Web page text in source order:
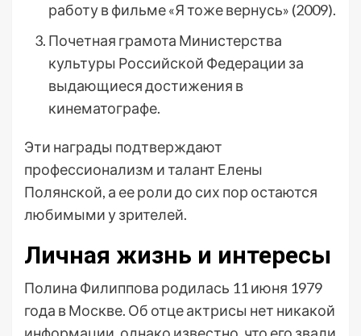
работу в фильме «Я тоже вернусь» (2009).
Почетная грамота Министерства
культуры Российской Федерации за
выдающиеся достижения в
кинематографе.
Эти награды подтверждают
профессионализм и талант Елены
Полянской, а ее роли до сих пор остаются
любимыми у зрителей.
Личная жизнь и интересы
Полина Филиппова родилась 11 июня 1979
года в Москве. Об отце актрисы нет никакой